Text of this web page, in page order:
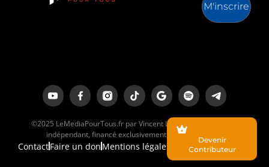
M'inscrire
©2025 LeMediaPourTous.fr par Vincent Lapierre est un média
indépendant, financé exclusivement par ses lecteurs.
ContactFaire un don Mentions légales
Devenir
Contributeur